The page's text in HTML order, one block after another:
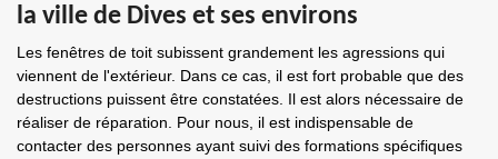
la ville de Dives et ses environs
Les fenêtres de toit subissent grandement les agressions qui
viennent de l'extérieur. Dans ce cas, il est fort probable que des
destructions puissent être constatées. Il est alors nécessaire de
réaliser de réparation. Pour nous, il est indispensable de
contacter des personnes ayant suivi des formations spécifiques